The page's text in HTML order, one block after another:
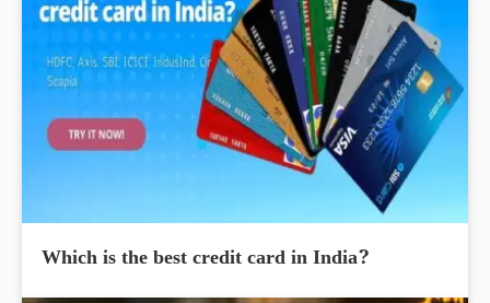
Which is the best credit card in India?